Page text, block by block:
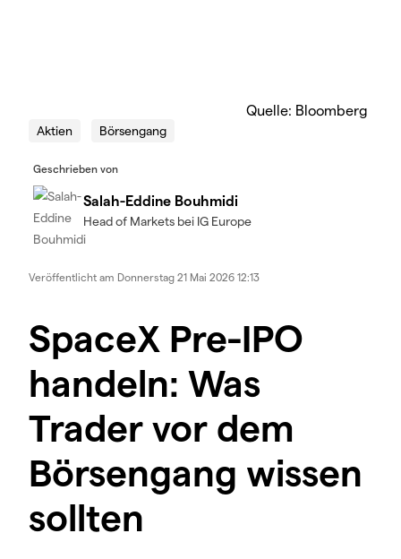
Quelle: Bloomberg
Aktien Börsengang
Geschrieben von
Salah-Eddine Bouhmidi
Head of Markets bei IG Europe
Veröffentlicht am Donnerstag 21 Mai 2026 12:13
SpaceX Pre-IPO
handeln: Was
Trader vor dem
Börsengang wissen
sollten